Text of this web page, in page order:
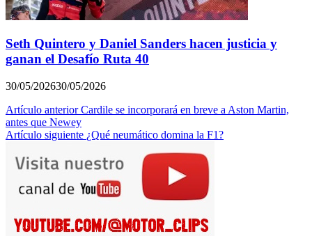
Seth Quintero y Daniel Sanders hacen justicia y
ganan el Desafío Ruta 40
30/05/202630/05/2026
Navegación
de
Artículo anterior Cardile se incorporará en breve a Aston Martin,
antes que Newey
Artículo siguiente ¿Qué neumático domina la F1?